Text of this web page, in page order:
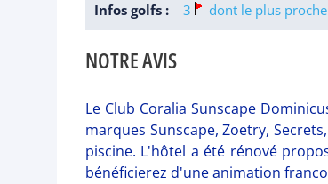
Infos golfs :
3 dont le plus
NOTRE AVIS
Le Club Coralia Sunscape
marques Sunscape, Zoetry,
piscine. L'hôtel a été rénové
bénéficierez d'une animation